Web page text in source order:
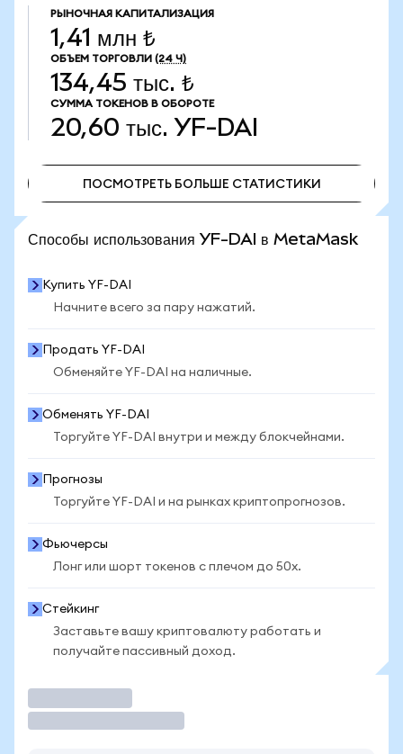
РЫНОЧНАЯ КАПИТАЛИЗАЦИЯ
1,41 млн ₺
ОБЪЕМ ТОРГОВЛИ (24 Ч)
134,45 тыс. ₺
СУММА ТОКЕНОВ В ОБОРОТЕ
20,60 тыс. YF-DAI
ПОСМОТРЕТЬ БОЛЬШЕ СТАТИСТИКИ
Способы использования YF-DAI в MetaMask
Купить YF-DAI
Начните всего за пару нажатий.
Продать YF-DAI
Обменяйте YF-DAI на наличные.
Обменять YF-DAI
Торгуйте YF-DAI внутри и между блокчейнами.
Прогнозы
Торгуйте YF-DAI и на рынках криптопрогнозов.
Фьючерсы
Лонг или шорт токенов с плечом до 50x.
Стейкинг
Заставьте вашу криптовалюту работать и
получайте пассивный доход.